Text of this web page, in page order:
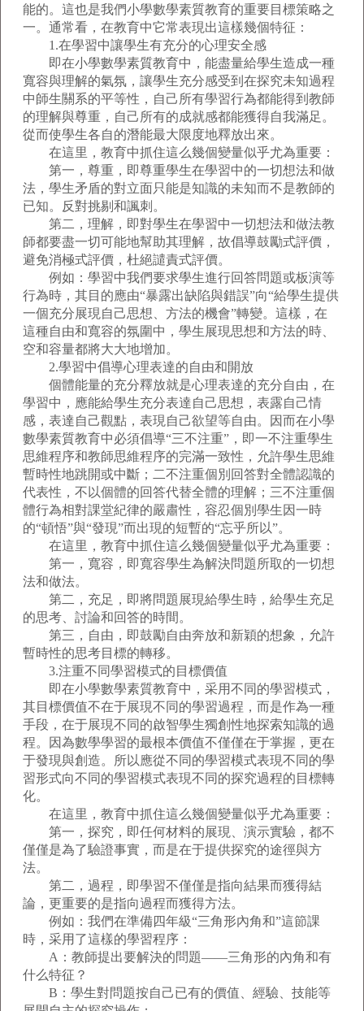
能的。這也是我們小學數學素質教育的重要目標策略之
一。通常看，在教育中它常表現出這樣幾個特征：
1.在學習中讓學生有充分的心理安全感
即在小學數學素質教育中，能盡量給學生造成一種
寬容與理解的氣氛，讓學生充分感受到在探究未知過程
中師生關系的平等性，自己所有學習行為都能得到教師
的理解與尊重，自己所有的成就感都能獲得自我滿足。
從而使學生各自的潛能最大限度地釋放出來。
在這里，教育中抓住這么幾個變量似乎尤為重要：
第一，尊重，即尊重學生在學習中的一切想法和做
法，學生矛盾的對立面只能是知識的未知而不是教師的
已知。反對挑剔和諷刺。
第二，理解，即對學生在學習中一切想法和做法教
師都要盡一切可能地幫助其理解，故倡導鼓勵式評價，
避免消極式評價，杜絕譴責式評價。
例如：學習中我們要求學生進行回答問題或板演等
行為時，其目的應由“暴露出缺陷與錯誤”向“給學生提供
一個充分展現自己思想、方法的機會”轉變。這樣，在
這種自由和寬容的氛圍中，學生展現思想和方法的時、
空和容量都將大大地增加。
2.學習中倡導心理表達的自由和開放
個體能量的充分釋放就是心理表達的充分自由，在
學習中，應能給學生充分表達自己思想，表露自己情
感，表達自己觀點，表現自己欲望等自由。因而在小學
數學素質教育中必須倡導“三不注重”，即一不注重學生
思維程序和教師思維程序的完滿一致性，允許學生思維
暫時性地跳開或中斷；二不注重個別回答對全體認識的
代表性，不以個體的回答代替全體的理解；三不注重個
體行為相對課堂紀律的嚴肅性，容忍個別學生因一時
的“頓悟”與“發現”而出現的短暫的“忘乎所以”。
在這里，教育中抓住這么幾個變量似乎尤為重要：
第一，寬容，即寬容學生為解決問題所取的一切想
法和做法。
第二，充足，即將問題展現給學生時，給學生充足
的思考、討論和回答的時間。
第三，自由，即鼓勵自由奔放和新穎的想象，允許
暫時性的思考目標的轉移。
3.注重不同學習模式的目標價值
即在小學數學素質教育中，采用不同的學習模式，
其目標價值不在于展現不同的學習過程，而是作為一種
手段，在于展現不同的啟智學生獨創性地探索知識的過
程。因為數學學習的最根本價值不僅僅在于掌握，更在
于發現與創造。所以應從不同的學習模式表現不同的學
習形式向不同的學習模式表現不同的探究過程的目標轉
化。
在這里，教育中抓住這么幾個變量似乎尤為重要：
第一，探究，即任何材料的展現、演示實驗，都不
僅僅是為了驗證事實，而是在于提供探究的途徑與方
法。
第二，過程，即學習不僅僅是指向結果而獲得結
論，更重要的是指向過程而獲得方法。
例如：我們在準備四年級“三角形內角和”這節課
時，采用了這樣的學習程序：
A：教師提出要解決的問題——三角形的內角和有
什么特征？
B：學生對問題按自己已有的價值、經驗、技能等